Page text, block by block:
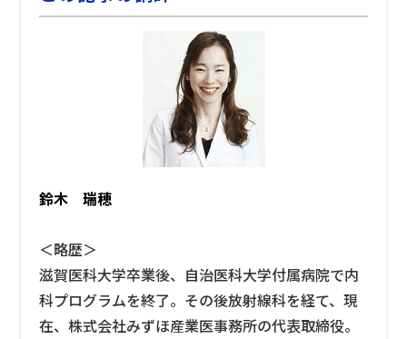
鈴木 瑞穂
＜略歴＞
滋賀医科大学卒業後、自治医科大学付属病院で内
科プログラムを終了。その後放射線科を経て、現
在、株式会社みずほ産業医事務所の代表取締役。